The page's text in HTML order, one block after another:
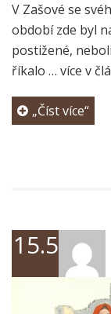
V Zašové se
období zde byl
postižené,
říkalo … více v
„Číst více“